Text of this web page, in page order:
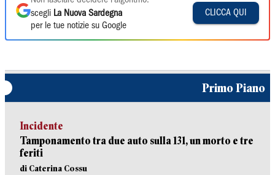
scegli La Nuova Sardegna
per le tue notizie su Google
CLICCA QUI
Primo Piano
Incidente
Tamponamento tra due auto sulla 131, un morto e tre
feriti
di Caterina Cossu